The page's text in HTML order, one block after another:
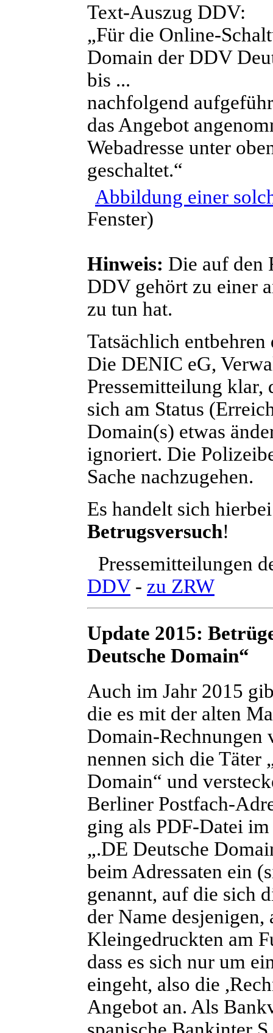
Text-Auszug DDV:
„Für die Online-
Domain der DDV
bis ...
nachfolgend
das Angebot
Webadresse unter
geschaltet.“
Abbildung einer
Fenster)
Hinweis: Die auf den
DDV gehört zu einer
zu tun hat.
Tatsächlich
Die DENIC eG,
Pressemitteilung klar,
sich am Status
Domain(s) etwas
ignoriert. Die
Sache nachzugehen.
Es handelt sich
Betrugsversuch!
Pressemitteilungen
DDV- zu ZRW
Update 2015:
Deutsche Domain“
Auch im Jahr 2015
die es mit der alten
Domain-Rechnungen
nennen sich die Täter
Domain“ und
Berliner Postfach-
ging als PDF-Datei
„.DE Deutsche
beim Adressaten ein
genannt, auf die sich
der Name
Kleingedruckten am
dass es sich nur um
eingeht, also die
Angebot an. Als